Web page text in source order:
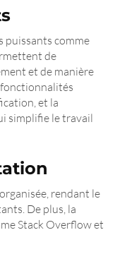
puissants comme
de
et de manière
et la
simplifie le travail
rendant le
De plus, la
Stack Overflow et